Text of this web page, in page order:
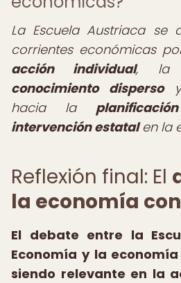
La Escuela Austriaca se
corrientes económicas
acción individual, la
conocimiento dispersoy
hacia la
intervención estatalen la
Reflexión final: El
la economía
El debate entre la
Economía y la
siendo relevante en la